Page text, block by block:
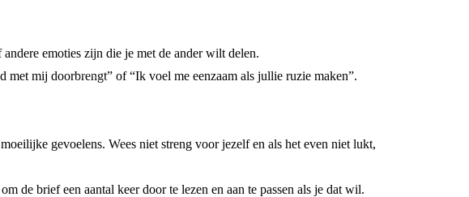
emoties zijn die je met de ander wilt delen.
mij doorbrengt” of “Ik voel me eenzaam als jullie ruzie maken”.
gevoelens. Wees niet streng voor jezelf en als het even niet lukt,
de brief een aantal keer door te lezen en aan te passen als je dat wil.